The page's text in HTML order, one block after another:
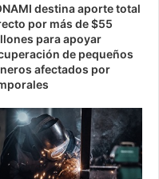
destina aporte total
por más de $55
para apoyar
de pequeños
afectados por